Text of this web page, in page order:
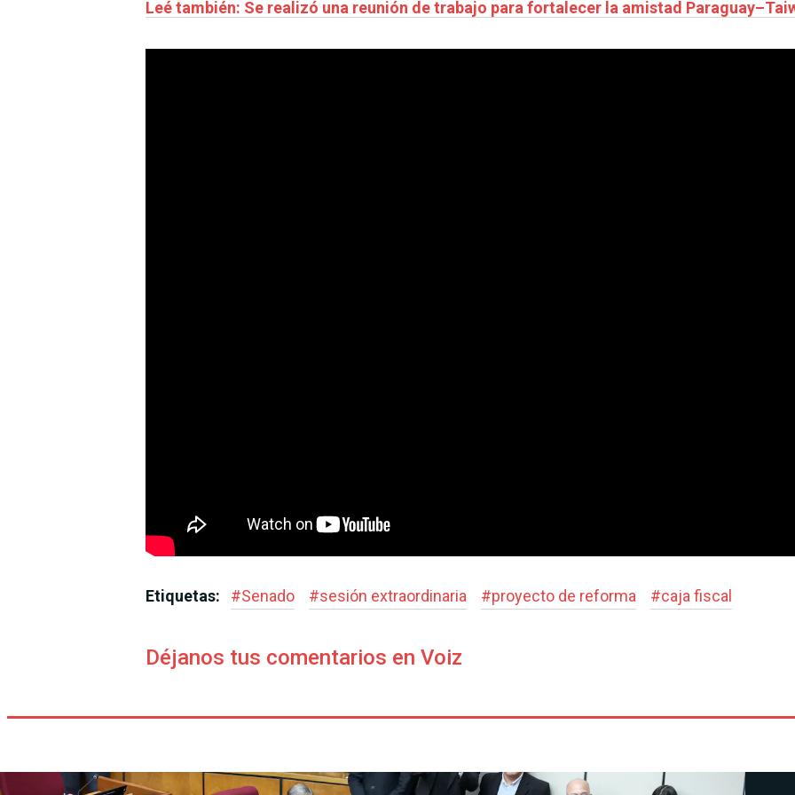
Leé también: Se realizó una reunión de trabajo para fortalecer la amistad
Etiquetas: #Senado #sesión extraordinaria #proyecto de reforma #caja fiscal
Déjanos tus comentarios en Voiz